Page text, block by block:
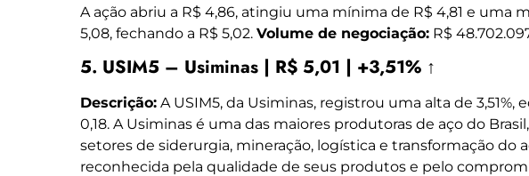
A ação abriu a R$ 4,86, atingiu uma mínima de R$ 4,81 e uma
5,08, fechando a R$ 5,02. Volume de negociação: R$
5. USIM5 – Usiminas | R$ 5,01 | +3,51% ↑
Descrição: A USIM5, da Usiminas, registrou uma alta de 3,51%,
0,18. A Usiminas é uma das maiores produtoras de aço do
setores de siderurgia, mineração, logística e transformação do
reconhecida pela qualidade de seus produtos e pelo